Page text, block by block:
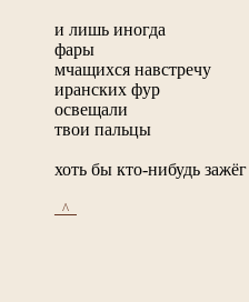
и лишь иногда
фары
мчащихся навстречу
иранских фур
освещали
твои пальцы
хоть бы кто-нибудь
_^_